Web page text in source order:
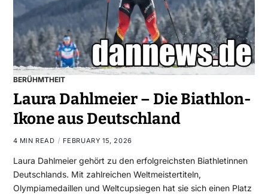
BERÜHMTHEIT
Laura Dahlmeier – Die Biathlon-
Ikone aus Deutschland
4 MIN READ FEBRUARY 15, 2026
Laura Dahlmeier gehört zu den erfolgreichsten Biathletinnen
Deutschlands. Mit zahlreichen Weltmeistertiteln,
Olympiamedaillen und Weltcupsiegen hat sie sich einen Platz